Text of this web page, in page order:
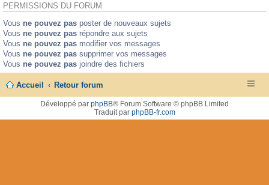
PERMISSIONS DU FORUM
Vous ne pouvez pas poster de nouveaux sujets
Vous ne pouvez pas répondre aux sujets
Vous ne pouvez pas modifier vos messages
Vous ne pouvez pas supprimer vos messages
Vous ne pouvez pas joindre des fichiers
Accueil Retour forum
Développé par phpBB® Forum Software © phpBB Limited
Traduit par phpBB-fr.com